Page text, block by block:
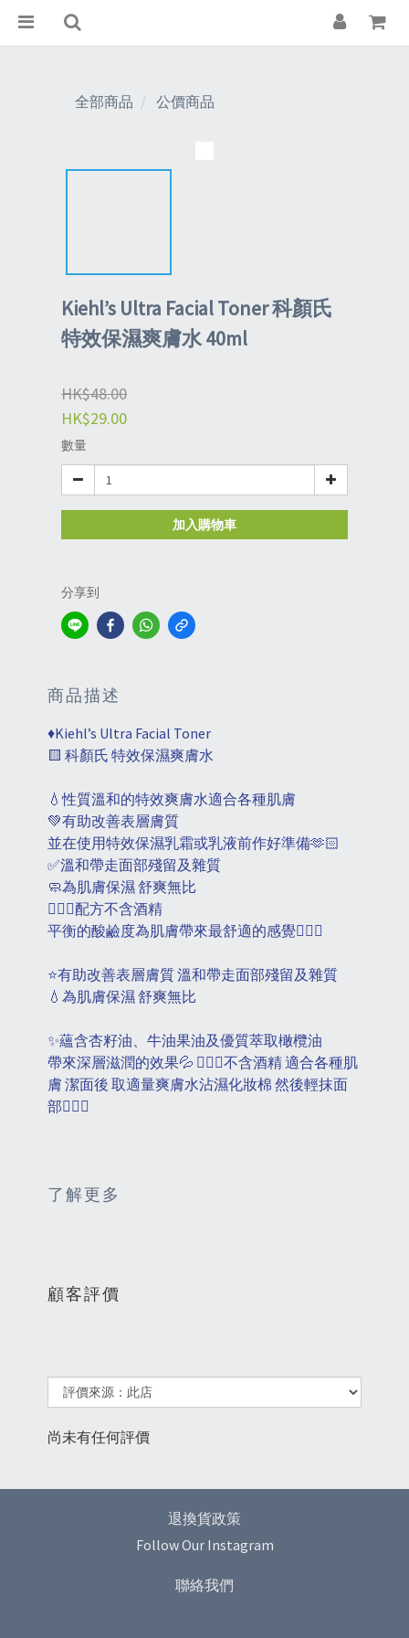
全部商品 公價商品
Kiehl’s Ultra Facial Toner 科顏氏
特效保濕爽膚水 40ml
HK$48.00
HK$29.00
數量
加入購物車
分享到
商品描述
♦️Kiehl’s Ultra Facial Toner
🟨 科顏氏 特效保濕爽膚水
💧性質溫和的特效爽膚水適合各種肌膚
💚有助改善表層膚質
並在使用特效保濕乳霜或乳液前作好準備🫶🏻
✅溫和帶走面部殘留及雜質
🧼為肌膚保濕 舒爽無比
🙅🏻‍♀️配方不含酒精
平衡的酸鹼度為肌膚帶來最舒適的感覺💁🏻‍♀️
⭐️有助改善表層膚質 溫和帶走面部殘留及雜質
💧為肌膚保濕 舒爽無比
✨蘊含杏籽油、牛油果油及優質萃取橄欖油
帶來深層滋潤的效果💦 🙅🏻‍♀️不含酒精 適合各種肌
膚 潔面後 取適量爽膚水沾濕化妝棉 然後輕抹面
部💁🏻‍♀️
了解更多
顧客評價
尚未有任何評價
退換貨政策
Follow Our Instagram
聯絡我們